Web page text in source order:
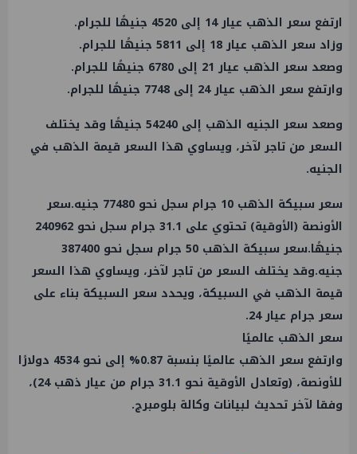
ارتفع سعر الذهب عيار 14 إلى 4520 جنيهًا للجرام.
وزاد سعر الذهب عيار 18 إلى 5811 جنيهًا للجرام.
وصعد سعر الذهب عيار 21 إلى 6780 جنيهًا للجرام.
وارتفع سعر الذهب عيار 24 إلى 7748 جنيهًا للجرام.
وصعد سعر الجنيه الذهب إلى 54240 جنيهًا وقد يختلف
السعر من تاجر لآخر، ويساوي هذا السعر قيمة الذهب في
الجنيه.
سعر سبيكة الذهب 10 جرام سجل نحو 77480 جنيه.سعر
الأونصة (الأوقية) تحتوي على 31.1 جرام سجل نحو 240962
جنيهًا.سعر سبيكة الذهب 50 جرام سجل نحو 387400
جنيه.وقد يختلف السعر من تاجر لآخر، ويساوي هذا السعر
قيمة الذهب في السبيكة، ويحدد سعر السبيكة بناء على
سعر جرام عيار 24.
سعر الذهب عالميًا
وارتفع سعر الذهب عالميًا بنسبة 0.87% إلى نحو 4534 دولارًا
للأونصة، (وتعادل الأوقية نحو 31.1 جرام من عيار ذهب 24)،
وفقا لآخر تحديث لبيانات وكالة بلومبرج.